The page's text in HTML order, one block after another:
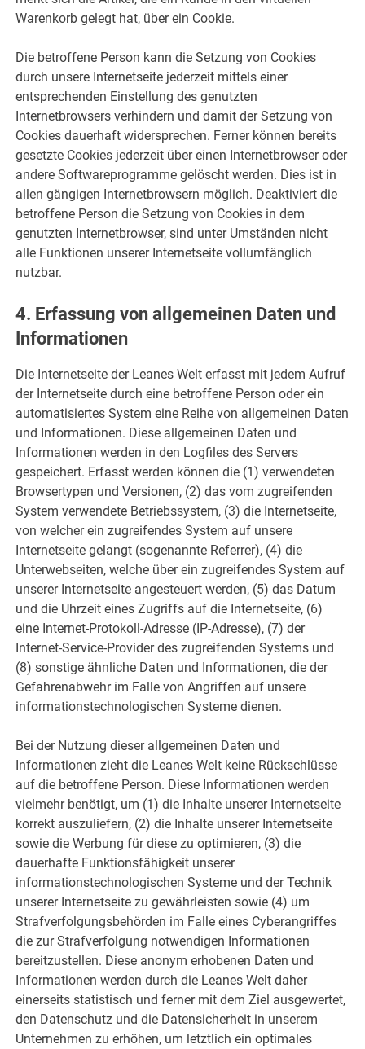
Warenkorb gelegt hat, über ein Cookie.
Die betroffene Person kann die Setzung von Cookies
durch unsere Internetseite jederzeit mittels einer
entsprechenden Einstellung des genutzten
Internetbrowsers verhindern und damit der Setzung von
Cookies dauerhaft widersprechen. Ferner können bereits
gesetzte Cookies jederzeit über einen Internetbrowser oder
andere Softwareprogramme gelöscht werden. Dies ist in
allen gängigen Internetbrowsern möglich. Deaktiviert die
betroffene Person die Setzung von Cookies in dem
genutzten Internetbrowser, sind unter Umständen nicht
alle Funktionen unserer Internetseite vollumfänglich
nutzbar.
4. Erfassung von allgemeinen Daten und
Informationen
Die Internetseite der Leanes Welt erfasst mit jedem Aufruf
der Internetseite durch eine betroffene Person oder ein
automatisiertes System eine Reihe von allgemeinen Daten
und Informationen. Diese allgemeinen Daten und
Informationen werden in den Logfiles des Servers
gespeichert. Erfasst werden können die (1) verwendeten
Browsertypen und Versionen, (2) das vom zugreifenden
System verwendete Betriebssystem, (3) die Internetseite,
von welcher ein zugreifendes System auf unsere
Internetseite gelangt (sogenannte Referrer), (4) die
Unterwebseiten, welche über ein zugreifendes System auf
unserer Internetseite angesteuert werden, (5) das Datum
und die Uhrzeit eines Zugriffs auf die Internetseite, (6)
eine Internet-Protokoll-Adresse (IP-Adresse), (7) der
Internet-Service-Provider des zugreifenden Systems und
(8) sonstige ähnliche Daten und Informationen, die der
Gefahrenabwehr im Falle von Angriffen auf unsere
informationstechnologischen Systeme dienen.
Bei der Nutzung dieser allgemeinen Daten und
Informationen zieht die Leanes Welt keine Rückschlüsse
auf die betroffene Person. Diese Informationen werden
vielmehr benötigt, um (1) die Inhalte unserer Internetseite
korrekt auszuliefern, (2) die Inhalte unserer Internetseite
sowie die Werbung für diese zu optimieren, (3) die
dauerhafte Funktionsfähigkeit unserer
informationstechnologischen Systeme und der Technik
unserer Internetseite zu gewährleisten sowie (4) um
Strafverfolgungsbehörden im Falle eines Cyberangriffes
die zur Strafverfolgung notwendigen Informationen
bereitzustellen. Diese anonym erhobenen Daten und
Informationen werden durch die Leanes Welt daher
einerseits statistisch und ferner mit dem Ziel ausgewertet,
den Datenschutz und die Datensicherheit in unserem
Unternehmen zu erhöhen, um letztlich ein optimales